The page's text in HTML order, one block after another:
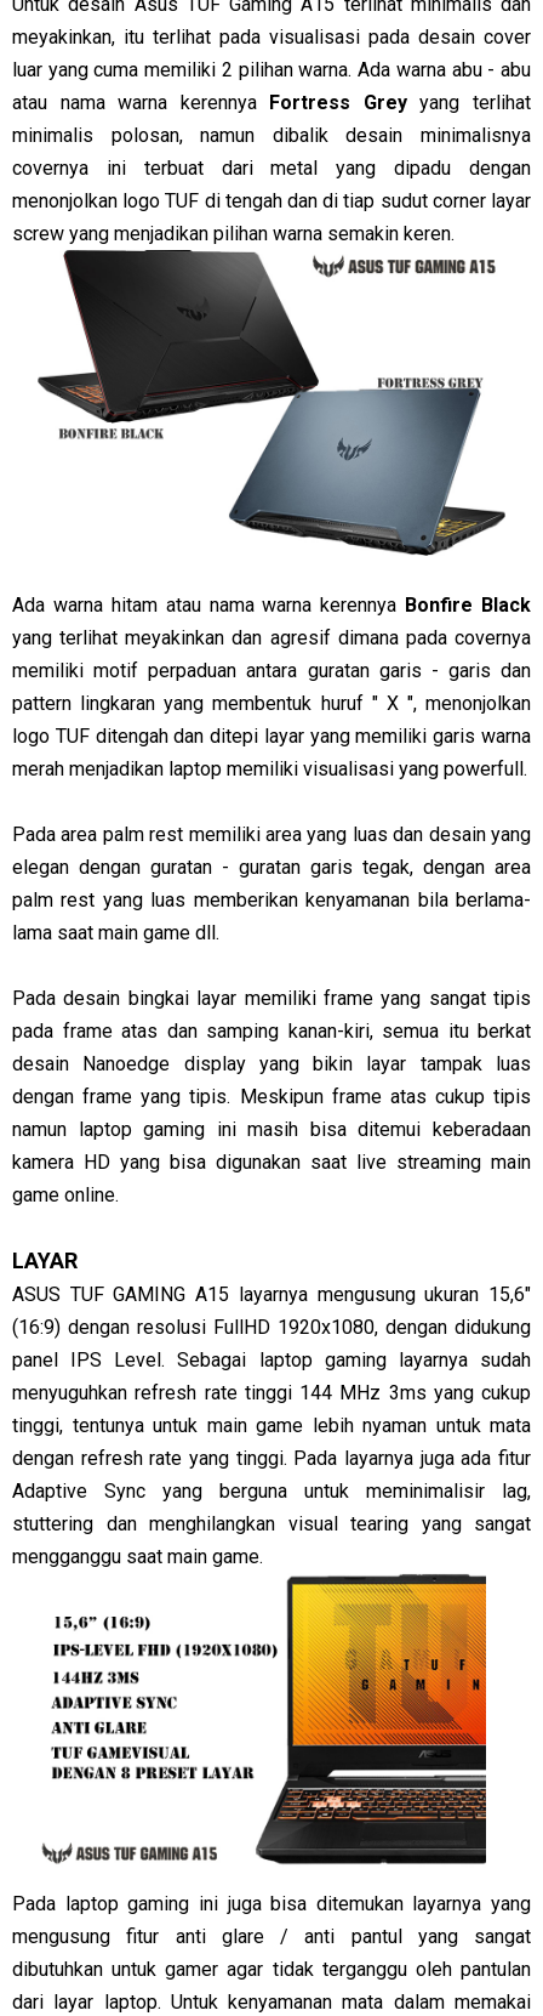
meyakinkan, itu terlihat pada visualisasi pada desain cover
luar yang cuma memiliki 2 pilihan warna. Ada warna abu - abu
atau nama warna kerennya Fortress Greyyang terlihat
minimalis polosan, namun dibalik desain minimalisnya
covernya ini terbuat dari metal yang dipadu dengan
menonjolkan logo TUF di tengah dan di tiap sudut corner layar
screw yang menjadikan pilihan warna semakin keren.
Ada warna hitam atau nama warna kerennya Bonfire Black
yang terlihat meyakinkan dan agresif dimana pada covernya
memiliki motif perpaduan antara guratan garis - garis dan
pattern lingkaran yang membentuk huruf " X ", menonjolkan
logo TUF ditengah dan ditepi layar yang memiliki garis warna
merah menjadikan laptop memiliki visualisasi yang powerfull.
Pada area palm rest memiliki area yang luas dan desain yang
elegan dengan guratan - guratan garis tegak, dengan area
palm rest yang luas memberikan kenyamanan bila berlama-
lama saat main game dll.
Pada desain bingkai layar memiliki frame yang sangat tipis
pada frame atas dan samping kanan-kiri, semua itu berkat
desain Nanoedge display yang bikin layar tampak luas
dengan frame yang tipis. Meskipun frame atas cukup tipis
namun laptop gaming ini masih bisa ditemui keberadaan
kamera HD yang bisa digunakan saat live streaming main
game online.
LAYAR
ASUS TUF GAMING A15 layarnya mengusung ukuran 15,6"
(16:9) dengan resolusi FullHD 1920x1080, dengan didukung
panel IPS Level. Sebagai laptop gaming layarnya sudah
menyuguhkan refresh rate tinggi 144 MHz 3ms yang cukup
tinggi, tentunya untuk main game lebih nyaman untuk mata
dengan refresh rate yang tinggi. Pada layarnya juga ada fitur
Adaptive Sync yang berguna untuk meminimalisir lag,
stuttering dan menghilangkan visual tearing yang sangat
mengganggu saat main game.
Pada laptop gaming ini juga bisa ditemukan layarnya yang
mengusung fitur anti glare / anti pantul yang sangat
dibutuhkan untuk gamer agar tidak terganggu oleh pantulan
dari layar laptop. Untuk kenyamanan mata dalam memakai